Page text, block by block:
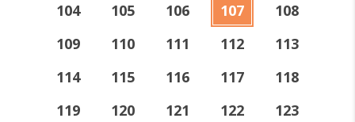
104
105 106 107
108
109
110 111 112
113
114
115 116 117
118
119
120 121 122
123